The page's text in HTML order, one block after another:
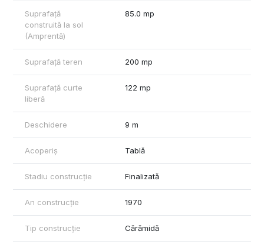
Suprafață
construită la sol
(Amprentă)
85.0 mp
Suprafață teren 200 mp
Suprafață curte
liberă
122 mp
Deschidere 9 m
Acoperiș Tablă
Stadiu construcție Finalizată
An construcție 1970
Tip construcție Cărămidă